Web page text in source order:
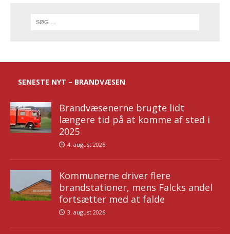
SENESTE NYT – BRANDVÆSEN
Brandvæsenerne brugte lidt
længere tid på at komme af sted i
2025
4. august 2026
Kommunerne driver flere
brandstationer, mens Falcks andel
fortsætter med at falde
3. august 2026